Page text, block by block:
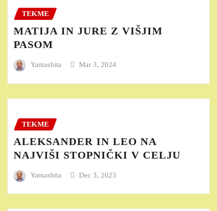
TEKME
MATIJA IN JURE Z VIŠJIM
PASOM
Yamashita Mar 3, 2024
TEKME
ALEKSANDER IN LEO NA
NAJVIŠI STOPNIČKI V CELJU
Yamashita Dec 3, 2023